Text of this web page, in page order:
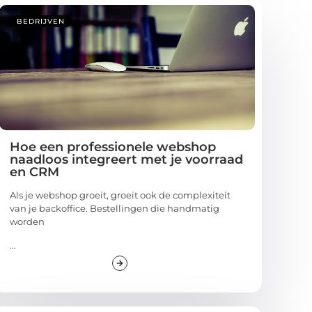
BEDRIJVEN
Hoe een professionele webshop
naadloos integreert met je voorraad
en CRM
Als je webshop groeit, groeit ook de complexiteit
van je backoffice. Bestellingen die handmatig
worden
...